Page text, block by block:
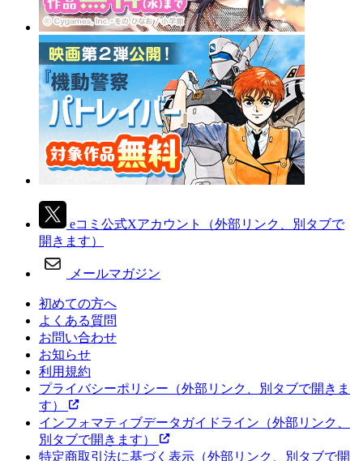
eコミ公式Xアカウント
（外部リンク、別タブで
開きます）
メールマガジン
初めての方へ
よくある質問
お問い合わせ
お知らせ
利用規約
プライバシーポリシー （外部リンク、別タブで開きま
す）
インフォマティブデータガイドライン （外部リンク、
別タブで開きます）
特定商取引法に基づく表示 （外部リンク、別タブで開